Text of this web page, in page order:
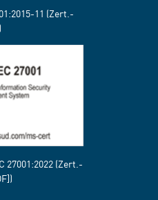
11 (Zert.-
27001:2022 (Zert.-